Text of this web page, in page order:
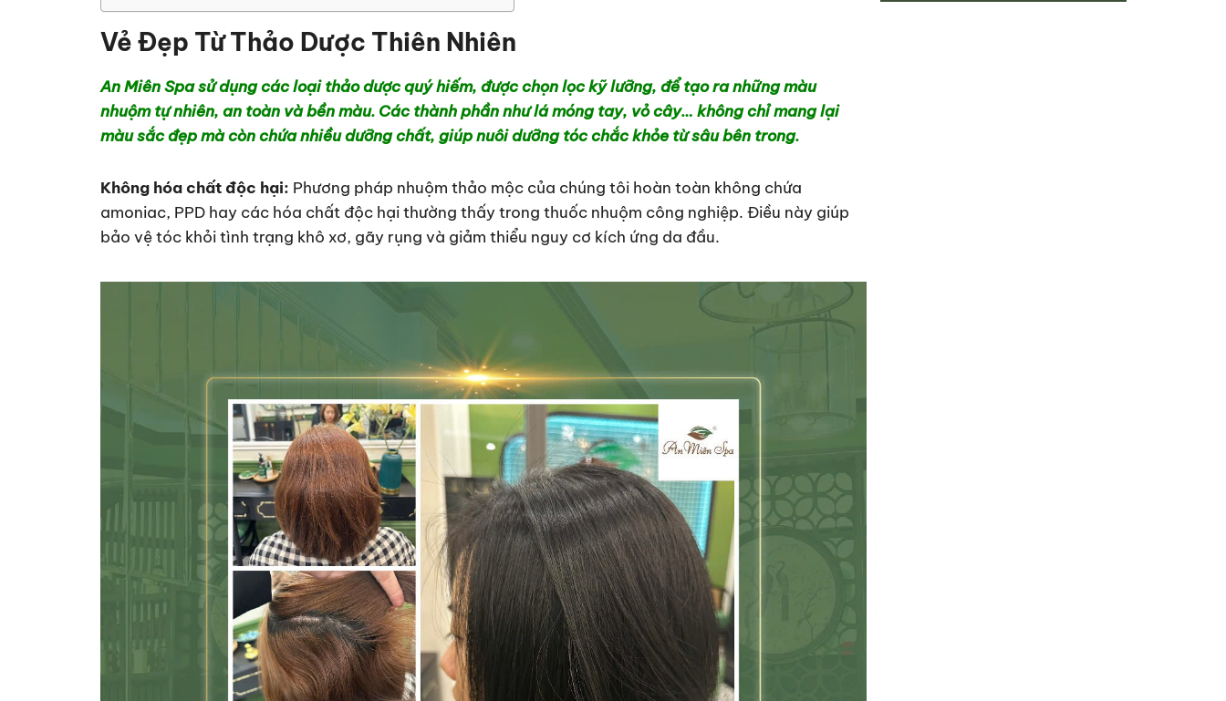
Vẻ Đẹp Từ Thảo Dược Thiên Nhiên
An Miên Spa sử dụng các loại thảo dược quý hiếm, được chọn lọc kỹ lưỡng, để tạo ra những màu
nhuộm tự nhiên, an toàn và bền màu. Các thành phần như lá móng tay, vỏ cây… không chỉ mang lại
màu sắc đẹp mà còn chứa nhiều dưỡng chất, giúp nuôi dưỡng tóc chắc khỏe từ sâu bên trong.
Không hóa chất độc hại: Phương pháp nhuộm thảo mộc của chúng tôi hoàn toàn không chứa
amoniac, PPD hay các hóa chất độc hại thường thấy trong thuốc nhuộm công nghiệp. Điều này giúp
bảo vệ tóc khỏi tình trạng khô xơ, gãy rụng và giảm thiểu nguy cơ kích ứng da đầu.